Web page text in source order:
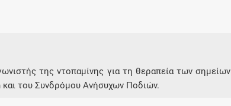
της ντοπαμίνης για τη θεραπεία των σημείων
του Συνδρόμου Ανήσυχων Ποδιών.